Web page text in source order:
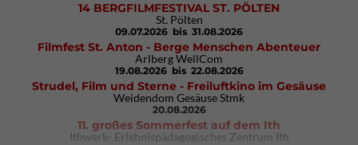
14 BERGFILMFESTIVAL ST. PÖLTEN
St. Pölten
09.07.2026 bis 31.08.2026
Filmfest St. Anton - Berge Menschen Abenteuer
Arlberg WellCom
19.08.2026 bis 22.08.2026
Strudel, Film und Sterne - Freiluftkino im Gesäuse
Weidendom Gesäuse Stmk
20.08.2026
11. großes Sommerfest auf dem Ith
Ithwerk- Erlebnispädagogisches Zentrum Ith